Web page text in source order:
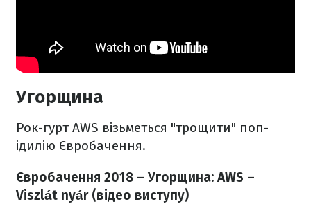
Угорщина
Рок-гурт AWS візьметься "трощити" поп-
ідилію Євробачення.
Євробачення 2018 – Угорщина: AWS –
Viszlát nyár​​ (відео виступу)